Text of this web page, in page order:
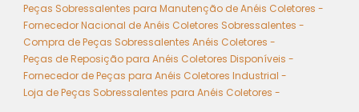
Peças Sobressalentes para Manutenção de Anéis Coletores -
Fornecedor Nacional de Anéis Coletores Sobressalentes -
Compra de Peças Sobressalentes Anéis Coletores -
Peças de Reposição para Anéis Coletores Disponíveis -
Fornecedor de Peças para Anéis Coletores Industrial -
Loja de Peças Sobressalentes para Anéis Coletores -